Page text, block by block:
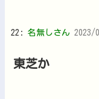
22: 名無しさん 2023/
東芝か